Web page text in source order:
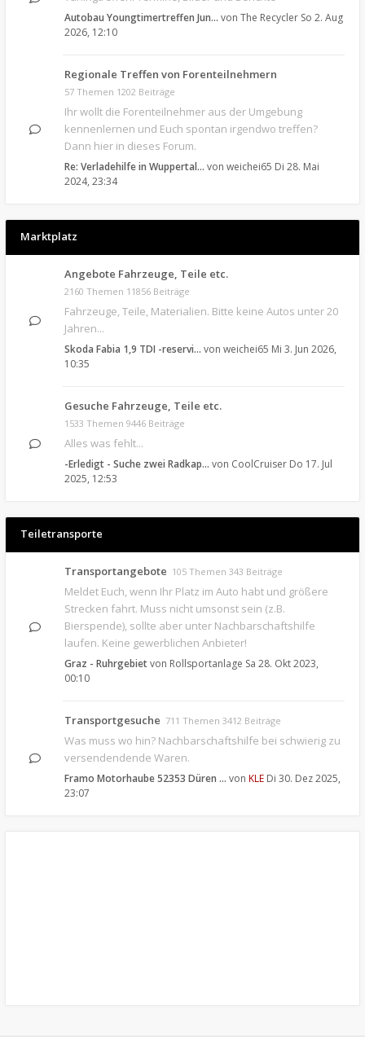
Autobau Youngtimertreffen Jun… von The Recycler So 2. Aug
2026, 12:10
Regionale Treffen von Forenteilnehmern
57 Themen 1202 Beiträge
Ihr wollt die Forenteilnehmer aus der Umgebung
kennenlernen und Euch spontan irgendwo treffen?
Dann hier in dieses Forum.
Re: Verladehilfe in Wuppertal… von weichei65 Di 28. Mai
2024, 23:34
Marktplatz
Angebote Fahrzeuge, Teile etc.
2160 Themen 11856 Beiträge
Fahrzeuge, Teile, Materialien. Bitte keine Autos unter 20
Jahren...
Skoda Fabia 1,9 TDI -reservi… von weichei65 Mi 3. Jun 2026,
10:35
Gesuche Fahrzeuge, Teile etc.
1533 Themen 9446 Beiträge
Alles was fehlt...
-Erledigt - Suche zwei Radkap… von CoolCruiser Do 17. Jul
2025, 12:53
Teiletransporte
Transportangebote 105 Themen 343 Beiträge
Meldet Euch, wenn Ihr Platz im Auto habt und größere
Strecken fahrt. Muss nicht umsonst sein (z.B.
Bierspende), sollte aber unter Nachbarschaftshilfe
laufen. Keine gewerblichen Anbieter!
Graz - Ruhrgebietvon Rollsportanlage Sa 28. Okt 2023,
00:10
Transportgesuche 711 Themen 3412 Beiträge
Was muss wo hin? Nachbarschaftshilfe bei schwierig zu
versendendende Waren.
Framo Motorhaube 52353 Düren … von KLE Di 30. Dez 2025,
23:07